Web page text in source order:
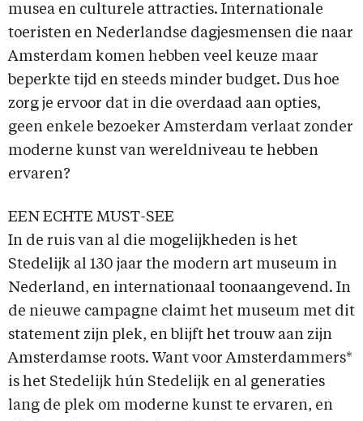
musea en culturele attracties. Internationale
toeristen en Nederlandse dagjesmensen die naar
Amsterdam komen hebben veel keuze maar
beperkte tijd en steeds minder budget. Dus hoe
zorg je ervoor dat in die overdaad aan opties,
geen enkele bezoeker Amsterdam verlaat zonder
moderne kunst van wereldniveau te hebben
ervaren?
EEN ECHTE MUST-SEE
In de ruis van al die mogelijkheden is het
Stedelijk al 130 jaar the modern art museum in
Nederland, en internationaal toonaangevend. In
de nieuwe campagne claimt het museum met dit
statement zijn plek, en blijft het trouw aan zijn
Amsterdamse roots. Want voor Amsterdammers*
is het Stedelijk hún Stedelijk en al generaties
lang de plek om moderne kunst te ervaren, en